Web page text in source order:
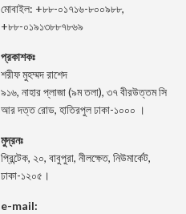
মোবাইল: +৮৮-০১৭১৬-৮০০৯৮৮,
+৮৮-০১৯১৩৮৮৭৮৬৯
প্রকাশকঃ
শরীফ মুহম্মদ রাশেদ
৯১৬, নাহার প্লাজা (৯ম তলা), ৩৭ বীরউত্তম সি
আর দত্ত রোড, হাতিরপুল ঢাকা-১০০০ ।
মুদ্রনঃ
প্রিন্টেক, ২০, বাবুপুরা, নীলক্ষেত, নিউমার্কেট,
ঢাকা-১২০৫।
e-mail: